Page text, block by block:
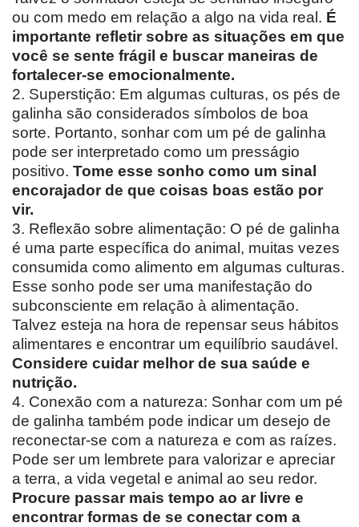
ou com medo em relação a algo na vida real. É
importante refletir sobre as situações em que
você se sente frágil e buscar maneiras de
fortalecer-se emocionalmente.
2. Superstição: Em algumas culturas, os pés de
galinha são considerados símbolos de boa
sorte. Portanto, sonhar com um pé de galinha
pode ser interpretado como um presságio
positivo. Tome esse sonho como um sinal
encorajador de que coisas boas estão por
vir.
3. Reflexão sobre alimentação: O pé de galinha
é uma parte específica do animal, muitas vezes
consumida como alimento em algumas culturas.
Esse sonho pode ser uma manifestação do
subconsciente em relação à alimentação.
Talvez esteja na hora de repensar seus hábitos
alimentares e encontrar um equilíbrio saudável.
Considere cuidar melhor de sua saúde e
nutrição.
4. Conexão com a natureza: Sonhar com um pé
de galinha também pode indicar um desejo de
reconectar-se com a natureza e com as raízes.
Pode ser um lembrete para valorizar e apreciar
a terra, a vida vegetal e animal ao seu redor.
Procure passar mais tempo ao ar livre e
encontrar formas de se conectar com a